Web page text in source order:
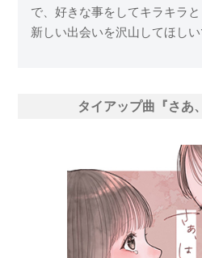
で、好きな事をしてキラキラと
新しい出会いを沢山してほしい
タイアップ曲『さあ